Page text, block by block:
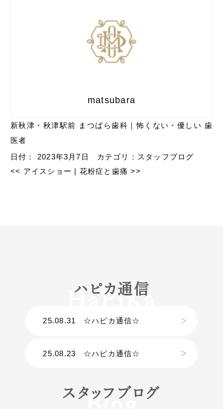
matsubara
新秋津・秋津駅前 まつばら歯科｜怖くない・優しい 歯
医者
日付： 2023年3月7日 カテゴリ： スタッフブログ
<< アイスショー | 花粉症と歯痛>>
ハピカ通信
25.08.31 ☆ハピカ通信☆
25.08.23 ☆ハピカ通信☆
スタッフブログ